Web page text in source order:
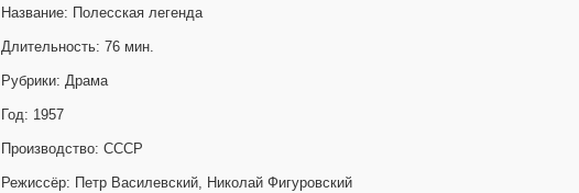
Название: Полесская легенда
Длительность: 76 мин.
Рубрики: Драма
Год: 1957
Производство: СССР
Режиссёр: Петр Василевский, Николай Фигуровский